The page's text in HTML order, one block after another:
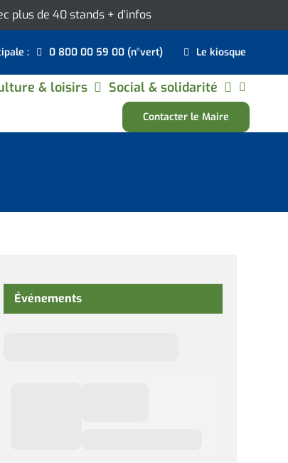
plus de 40 stands + d’infos
: 0 800 00 59 00 (n°vert) Le kiosque
& loisirs Social & solidarité
Contacter le Maire
Événements